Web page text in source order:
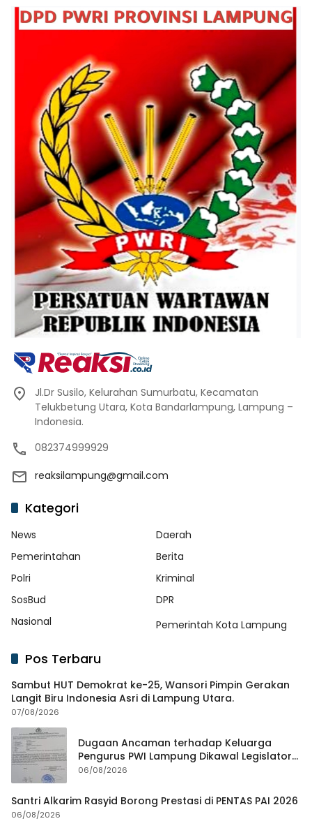
Jl.Dr Susilo, Kelurahan Sumurbatu, Kecamatan
Telukbetung Utara, Kota Bandarlampung, Lampung –
Indonesia.
082374999929
reaksilampung@gmail.com
Kategori
News
Daerah
Pemerintahan
Berita
Polri
Kriminal
SosBud
DPR
Nasional
Pemerintah Kota Lampung
Pos Terbaru
Sambut HUT Demokrat ke-25, Wansori Pimpin Gerakan
Langit Biru Indonesia Asri di Lampung Utara.
07/08/2026
Dugaan Ancaman terhadap Keluarga
Pengurus PWI Lampung Dikawal Legislator
dan Jurnalis
06/08/2026
Santri Alkarim Rasyid Borong Prestasi di PENTAS PAI 2026
06/08/2026